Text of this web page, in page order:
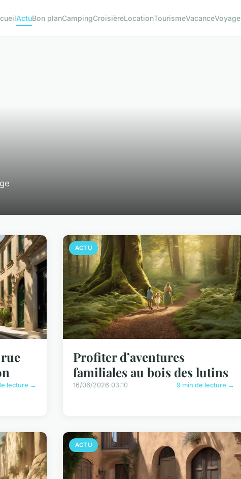
ActuBon planCampingCroisièreLocationTourismeVacanceVoyage
lecture →
ACTU
Profiter d’aventures
familiales au bois des lutins
16/06/2026 03:10 9 min de lecture →
ACTU